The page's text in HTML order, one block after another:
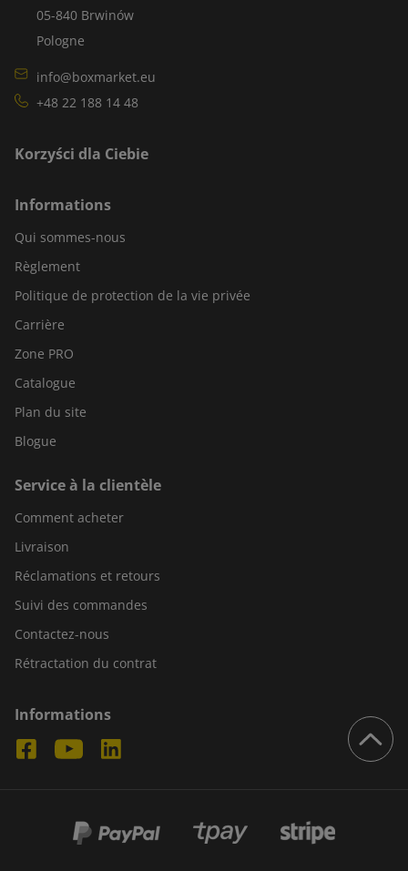
05-840 Brwinów
Pologne
info@boxmarket.eu
+48 22 188 14 48
Korzyści dla Ciebie
Informations
Qui sommes-nous
Règlement
Politique de protection de la vie privée
Carrière
Zone PRO
Catalogue
Plan du site
Blogue
Service à la clientèle
Comment acheter
Livraison
Réclamations et retours
Suivi des commandes
Contactez-nous
Rétractation du contrat
Informations